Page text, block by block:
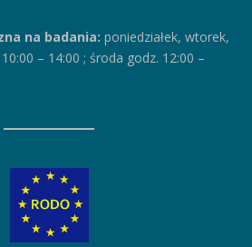
na badania: poniedziałek, wtorek,
– 14:00 ; środa godz. 12:00 –